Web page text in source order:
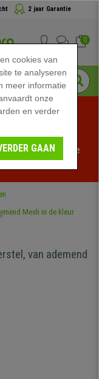
2 jaar Garantie
0
bureaustoelpro!
tijd - Bekijk de
van ademend
cookies van
te analyseren
meer informatie
onze
en verder
GAAN